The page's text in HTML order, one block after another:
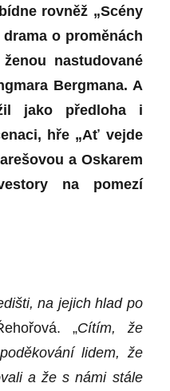
rovněž „Scény
o proměnách
nastudované
Bergmana. A
jako předloha i
hře „Ať vejde
a Oskarem
na pomezí
na jejich hlad po
. „Cítím, že
lidem, že
a že s námi stále